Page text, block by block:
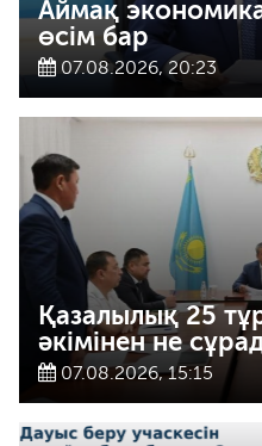
Аймақ
өсім бар
07.08.2026, 20:23
Қазалылық 25
әкімінен не
07.08.2026, 15:15